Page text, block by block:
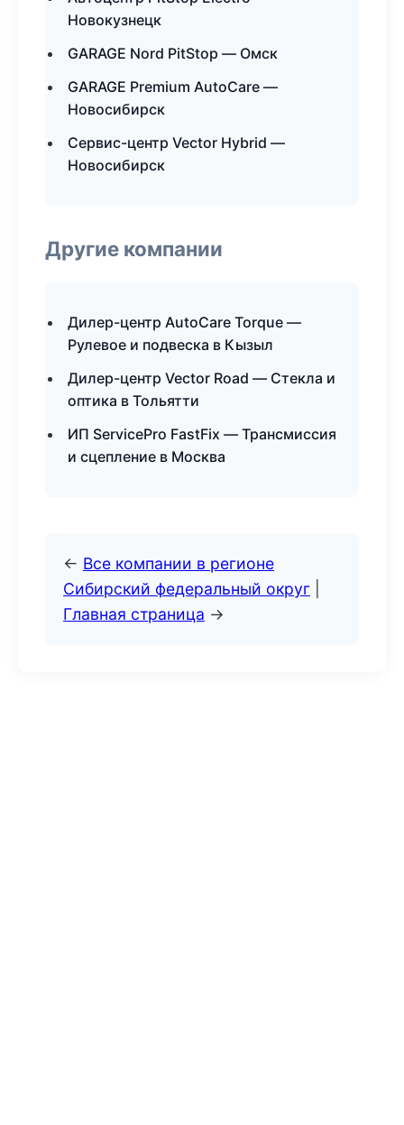
Новокузнецк
GARAGE Nord PitStop — Омск
GARAGE Premium AutoCare —
Новосибирск
Сервис-центр Vector Hybrid —
Новосибирск
Другие компании
Дилер-центр AutoCare Torque —
Рулевое и подвеска в Кызыл
Дилер-центр Vector Road — Стекла и
оптика в Тольятти
ИП ServicePro FastFix — Трансмиссия
и сцепление в Москва
← Все компании в регионе
Сибирский федеральный округ
Главная страница →